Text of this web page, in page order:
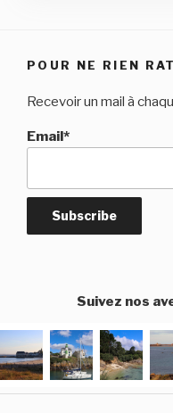
POUR NE RIEN
Recevoir un mail à
Email*
Suivez nos